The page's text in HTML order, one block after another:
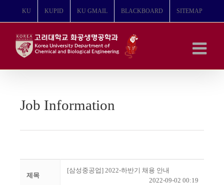
뛰
KU KUPID KU GMAIL BLACKBOARD SITEMAP
Job Information
제목
[삼성중공업] 2022-하반기 채용 안내
2022-09-02 00:19